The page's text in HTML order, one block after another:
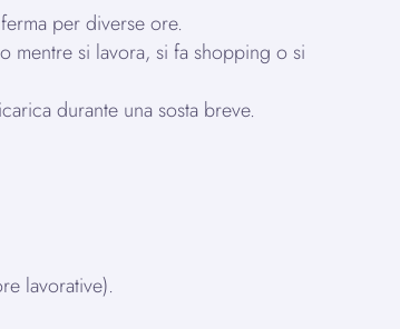
per diverse ore.
mentre si lavora, si fa shopping o si
durante una sosta breve.
lavorative).